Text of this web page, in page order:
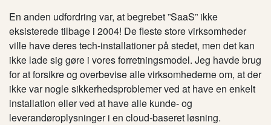
En anden udfordring var, at begrebet ”SaaS” ikke
eksisterede tilbage i 2004! De fleste store virksomheder
ville have deres tech-installationer på stedet, men det kan
ikke lade sig gøre i vores forretningsmodel. Jeg havde brug
for at forsikre og overbevise alle virksomhederne om, at der
ikke var nogle sikkerhedsproblemer ved at have en enkelt
installation eller ved at have alle kunde- og
leverandøroplysninger i en cloud-baseret løsning.